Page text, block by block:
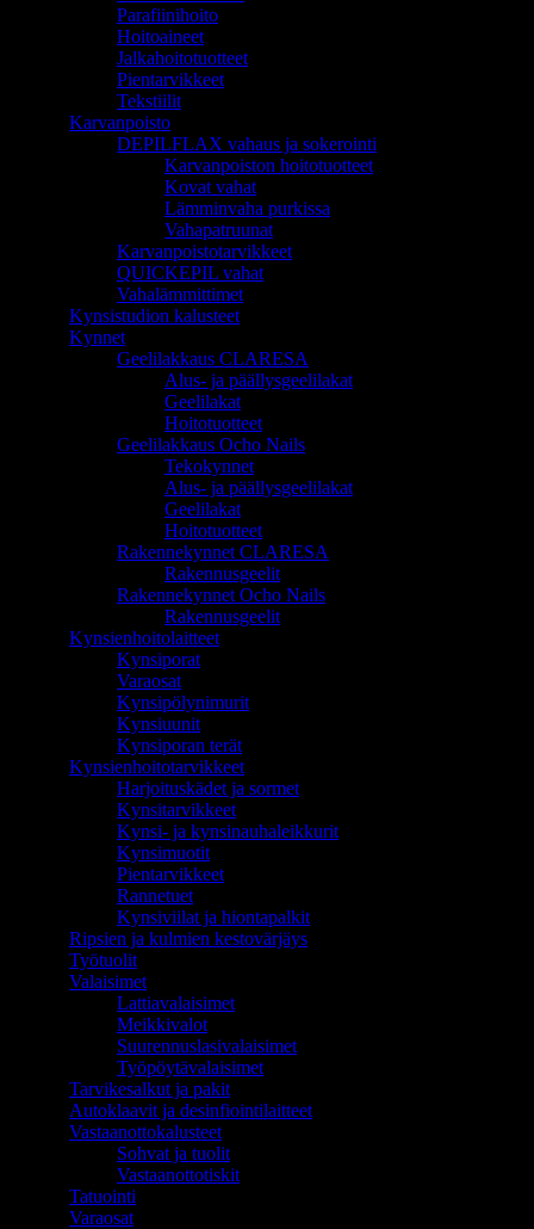
Parafiinihoito
Hoitoaineet
Jalkahoitotuotteet
Pientarvikkeet
Tekstiilit
Karvanpoisto
DEPILFLAX vahaus ja sokerointi
Karvanpoiston hoitotuotteet
Kovat vahat
Lämminvaha purkissa
Vahapatruunat
Karvanpoistotarvikkeet
QUICKEPIL vahat
Vahalämmittimet
Kynsistudion kalusteet
Kynnet
Geelilakkaus CLARESA
Alus- ja päällysgeelilakat
Geelilakat
Hoitotuotteet
Geelilakkaus Ocho Nails
Tekokynnet
Alus- ja päällysgeelilakat
Geelilakat
Hoitotuotteet
Rakennekynnet CLARESA
Rakennusgeelit
Rakennekynnet Ocho Nails
Rakennusgeelit
Kynsienhoitolaitteet
Kynsiporat
Varaosat
Kynsipölynimurit
Kynsiuunit
Kynsiporan terät
Kynsienhoitotarvikkeet
Harjoituskädet ja sormet
Kynsitarvikkeet
Kynsi- ja kynsinauhaleikkurit
Kynsimuotit
Pientarvikkeet
Rannetuet
Kynsiviilat ja hiontapalkit
Ripsien ja kulmien kestovärjäys
Työtuolit
Valaisimet
Lattiavalaisimet
Meikkivalot
Suurennuslasivalaisimet
Työpöytävalaisimet
Tarvikesalkut ja pakit
Autoklaavit ja desinfiointilaitteet
Vastaanottokalusteet
Sohvat ja tuolit
Vastaanottotiskit
Tatuointi
Varaosat